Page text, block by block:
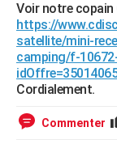
FORUM
Bricolage
Lifestyle
Culture
Sport
Auto
Television
Voyage
Cinema
Voir notre copain
https://
satellite/mini-
camping/f-
Cordialement.
Commenter